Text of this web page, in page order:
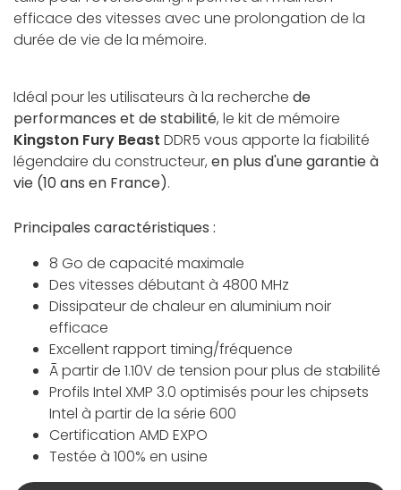
efficace des vitesses avec une prolongation de la
durée de vie de la mémoire.
Idéal pour les utilisateurs à la recherche de
performances et de stabilité, le kit de mémoire
Kingston Fury Beast DDR5 vous apporte la fiabilité
légendaire du constructeur, en plus d'une garantie à
vie (10 ans en France).
Principales caractéristiques :
8 Go de capacité maximale
Des vitesses débutant à 4800 MHz
Dissipateur de chaleur en aluminium noir
efficace
Excellent rapport timing/fréquence
Ā partir de 1.10V de tension pour plus de stabilité
Profils Intel XMP 3.0 optimisés pour les chipsets
Intel à partir de la série 600
Certification AMD EXPO
Testée à 100% en usine